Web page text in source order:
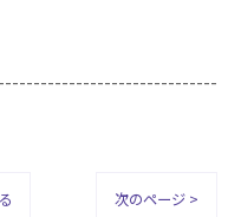
次のページ >